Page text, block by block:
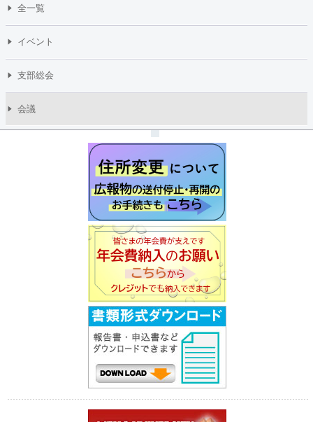
全一覧
イベント
支部総会
会議